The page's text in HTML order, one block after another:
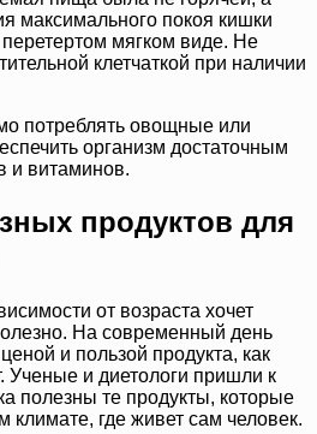
максимального покоя кишки
мягком виде. Не
клетчаткой при наличии
потреблять овощные или
организм достаточным
и витаминов.
продуктов для
от возраста хочет
На современный день
и пользой продукта, как
Ученые и диетологи пришли к
полезны те продукты, которые
где живет сам человек.